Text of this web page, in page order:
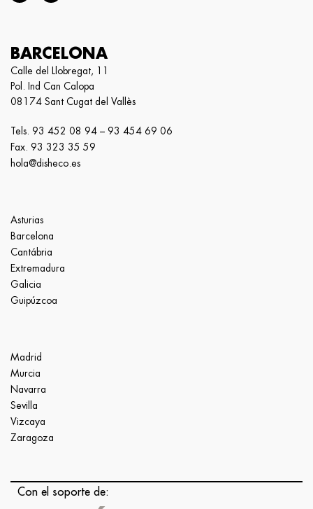
BARCELONA
Calle del Llobregat, 11
Pol. Ind Can Calopa
08174 Sant Cugat del Vallès
Tels. 93 452 08 94 – 93 454 69 06
Fax. 93 323 35 59
hola@disheco.es
Asturias
Barcelona
Cantábria
Extremadura
Galicia
Guipúzcoa
Madrid
Murcia
Navarra
Sevilla
Vizcaya
Zaragoza
Con el soporte de: